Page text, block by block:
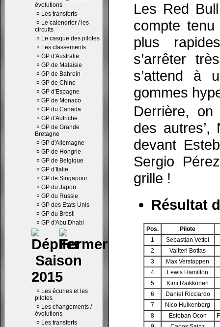
évolutions
¤ Les transferts
¤ Le calendrier / les
circuits
¤ Le casque des pilotes
¤ Les classements
¤ GP d'Australie
¤ GP de Malaisie
¤ GP de Bahrein
¤ GP de Chine
¤ GP d'Espagne
¤ GP de Monaco
¤ GP du Canada
¤ GP d'Autriche
¤ GP de Grande
Bretagne
¤ GP d'Allemagne
¤ GP de Hongrie
¤ GP de Belgique
¤ GP d'Italie
¤ GP de Singapour
¤ GP du Japon
¤ GP du Russie
¤ GP des Etats Unis
¤ GP du Brésil
¤ GP d'Abu Dhabi
Saison
2015
¤ Les écuries et les
pilotes
¤ Les changements /
évolutions
¤ Les transferts
Les Red
compte
plus
s’arrêter
s’attend à
gommes
Derrière, on
des autres’,
devant
Sergio
grille !
Résultat
Pos.
Pilote
1
Sebastian Vettel
2
Valtteri Bottas
3
Max Verstappen
4
Lewis Hamilton
5
Kimi Raikkonen
6
Daniel Ricciardo
7
Nico Hulkenberg
8
Esteban Ocon